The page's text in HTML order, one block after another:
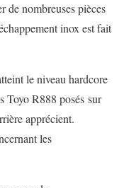
de nombreuses pièces
inox est fait
le niveau hardcore
Toyo R888 posés sur
apprécient.
les